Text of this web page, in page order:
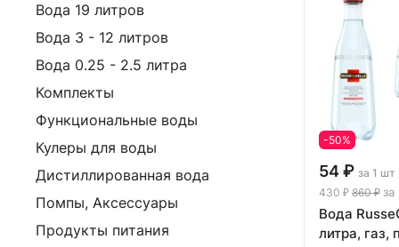
-50%
54 ₽ за 1 шт
430 ₽ 860 ₽ за
Вода
литра, газ,
Вода 19 литров
Вода 3 - 12 литров
Вода 0.25 - 2.5 литра
Комплекты
Функциональные воды
Кулеры для воды
Дистиллированная вода
Помпы, Аксессуары
Продукты питания